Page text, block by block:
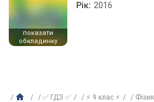
показати
обкладинку
Рік: 2016
✅ ГДЗ ✅ ⚡ 9 клас ⚡